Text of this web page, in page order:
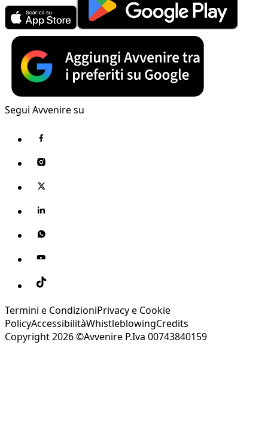
Segui Avvenire su
Termini e CondizioniPrivacy e Cookie
PolicyAccessibilitàWhistleblowingCredits
Copyright 2026 ©Avvenire P.Iva 00743840159